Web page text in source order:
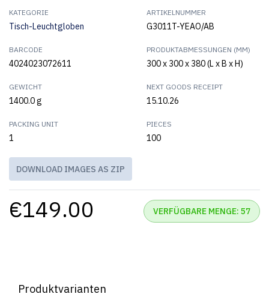
KATEGORIE
Tisch-Leuchtgloben
ARTIKELNUMMER
G3011T-YEAO/AB
BARCODE
4024023072611
PRODUKTABMESSUNGEN (MM)
300 x 300 x 380 (L x B x H)
GEWICHT
1400.0 g
NEXT GOODS RECEIPT
15.10.26
PACKING UNIT
1
PIECES
100
DOWNLOAD IMAGES AS ZIP
€149.00 VERFÜGBARE MENGE: 57
Produktvarianten